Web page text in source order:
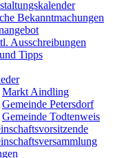
Bekanntmachungen
Ausschreibungen
Tipps
Markt Aindling
Gemeinde Petersdorf
Gemeinde Todtenweis